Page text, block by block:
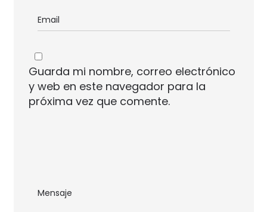
Guarda mi nombre, correo electrónico
y web en este navegador para la
próxima vez que comente.